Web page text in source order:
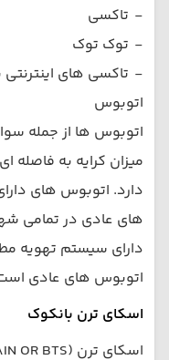
- تاکسی
- توک توک
- تاکسی های اینترنتی
اتوبوس
اتوبوس ها از جمله
میزان کرایه به
دارد. اتوبوس های
های عادی در تمامی
اتوبوس های عادی
اسکای ترن بانکوک